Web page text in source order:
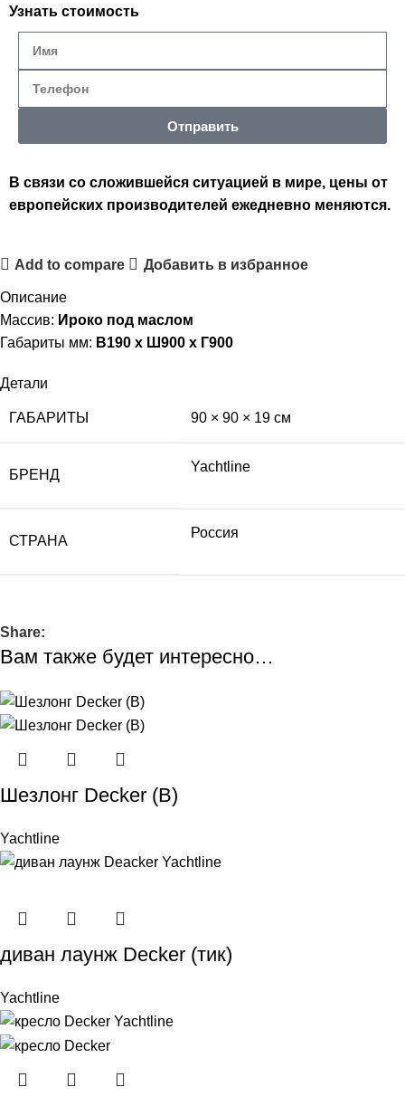
Узнать стоимость
Отправить
В связи со сложившейся ситуацией в мире, цены от
европейских производителей ежедневно меняются.
Add to compare Добавить в избранное
Описание
Массив: Ироко под маслом
Габариты мм: В190 х Ш900 х Г900
Детали
ГАБАРИТЫ 90 × 90 × 19 см
БРЕНД
Yachtline
СТРАНА
Россия
Share:
Вам также будет интересно…
Шезлонг Decker (В)
Yachtline
диван лаунж Decker (тик)
Yachtline